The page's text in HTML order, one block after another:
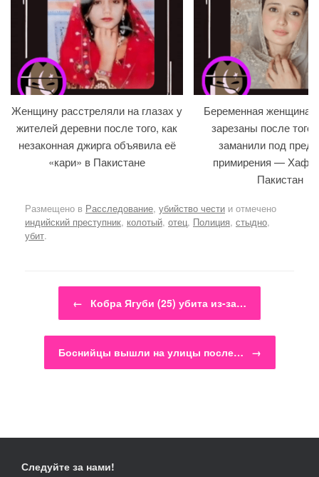
Женщину расстреляли на глазах у
жителей деревни после того, как
незаконная джирга объявила её
«кари» в Пакистане
Беременная женщина
зарезаны после того,
заманили под
примирения —
Пакистан
Размещено в Расследование, убийство чести и отмечено
индийский преступник, колотый, отец, Полиция, стыдно,
убит.
Навигация по записям
← Кобра Ягуби (25) убита из-за…
Боснийцы вышли на улицы после… →
Следуйте за нами!